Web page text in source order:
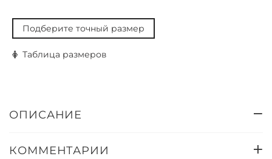
Подберите точный размер
Таблица размеров
ОПИСАНИЕ
КОММЕНТАРИИ